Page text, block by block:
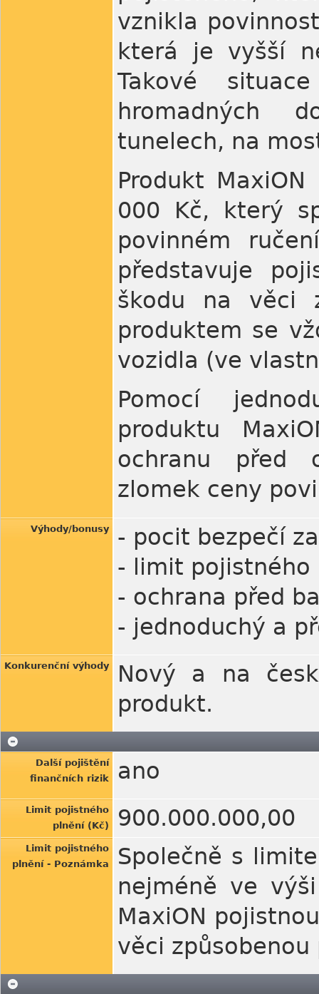
vznikla
která je vyšší
Takové
hromadných
tunelech, na
Produkt
000 Kč, který
povinném
představuje
škodu na věci
produktem se
vozidla (ve
Pomocí
produktu
ochranu před
zlomek ceny
Výhody/bonusy
- pocit bezpečí
- limit pojistného
- ochrana před
- jednoduchý a
Konkurenční výhody
Nový a na
produkt.
Další pojištění
finančních rizik
ano
Limit pojistného
plnění (Kč)
900.000.000,00
Limit pojistného
plnění - Poznámka
Společně s
nejméně ve
MaxiON
věci